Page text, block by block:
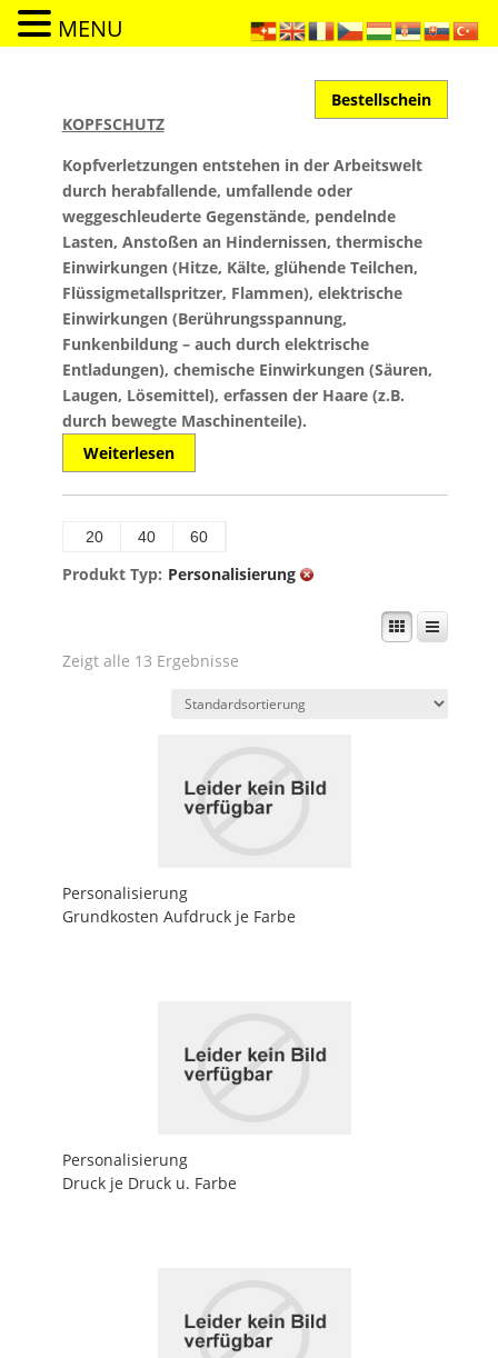
KOPFSCHUTZ
Kopfverletzungen entstehen in der Arbeitswelt
durch herabfallende, umfallende oder
weggeschleuderte Gegenstände, pendelnde
Lasten, Anstoßen an Hindernissen, thermische
Einwirkungen (Hitze, Kälte, glühende Teilchen,
Flüssigmetallspritzer, Flammen), elektrische
Einwirkungen (Berührungsspannung,
Funkenbildung – auch durch elektrische
Entladungen), chemische Einwirkungen (Säuren,
Laugen, Lösemittel), erfassen der Haare (z.B.
durch bewegte Maschinenteile).
Weiterlesen
Bestellschein
20 40 60
Produkt Typ: Personalisierung
Zeigt alle 13 Ergebnisse
Personalisierung
Grundkosten Aufdruck je Farbe
Personalisierung
Druck je Druck u. Farbe
MENU